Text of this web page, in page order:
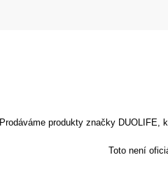
Prodáváme produkty značky DUOLIFE,
Toto není